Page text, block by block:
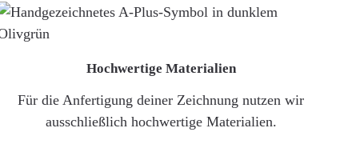
Hochwertige Materialien
Für die Anfertigung deiner Zeichnung nutzen wir
ausschließlich hochwertige Materialien.